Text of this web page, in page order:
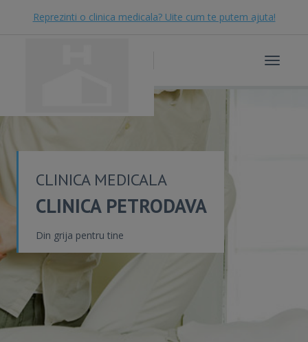
Reprezinti o clinica medicala? Uite cum te putem ajuta!
Toggle
CLINICA MEDICALA
CLINICA PETRODAVA
Din grija pentru tine